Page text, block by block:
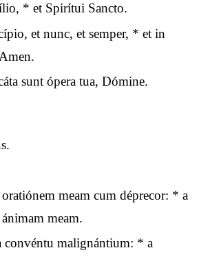
* et Spirítui Sancto.
et nunc, et semper, * et in
sunt ópera tua, Dómine.
meam cum déprecor: * a
meam.
convéntu malignántium: * a